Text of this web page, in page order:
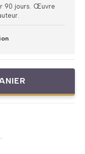
90 jours. Œuvre